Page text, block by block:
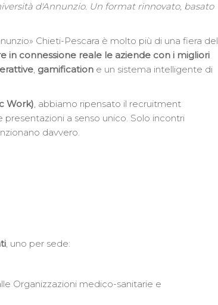
d'Annunzio. Un format rinnovato, basato
Chieti-Pescara è molto più di una fiera del
in connessione reale le aziende con i migliori
, gamification e un sistema intelligente di
Work), abbiamo ripensato il recruitment
presentazioni a senso unico. Solo incontri
davvero.
, uno per sede:
Organizzazioni medico-sanitarie e